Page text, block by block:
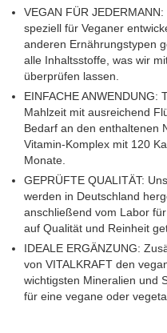
VEGAN FÜR
speziell für Veganer
anderen Ernährungstypen
alle Inhaltsstoffe, was wir
überprüfen lassen.
EINFACHE ANWENDUNG:
Mahlzeit mit ausreichend
Bedarf an den enthaltenen
Vitamin-Komplex mit 120
Monate.
GEPRÜFTE QUALITÄT:
werden in Deutschland
anschließend vom Labor
auf Qualität und Reinheit
IDEALE ERGÄNZUNG:
von VITALKRAFT den
wichtigsten Mineralien und
für eine vegane oder